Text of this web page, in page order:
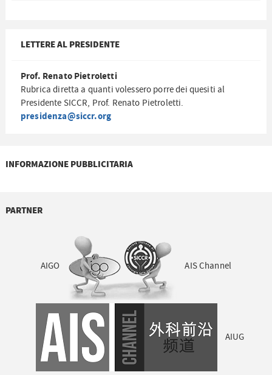
LETTERE AL PRESIDENTE
Prof. Renato Pietroletti
Rubrica diretta a quanti volessero porre dei quesiti al
Presidente SICCR, Prof. Renato Pietroletti.
presidenza@siccr.org
INFORMAZIONE PUBBLICITARIA
PARTNER
AIGO AIS Channel
AIUG